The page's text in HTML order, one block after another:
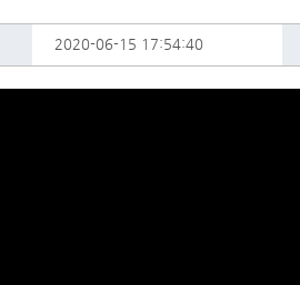
2020-06-15 17:54:40